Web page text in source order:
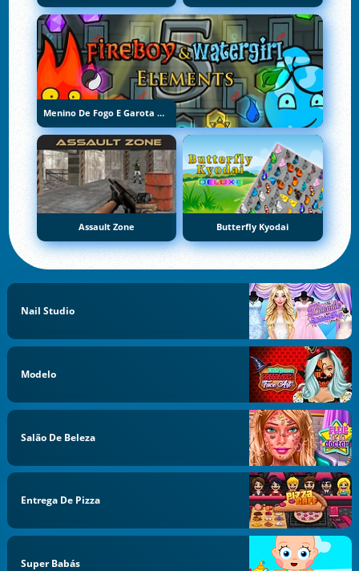
Menino De Fogo E Garota De Água 5: Elementos
Assault Zone Butterfly Kyodai
Nail Studio
Modelo
Salão De Beleza
Entrega De Pizza
Super Babás